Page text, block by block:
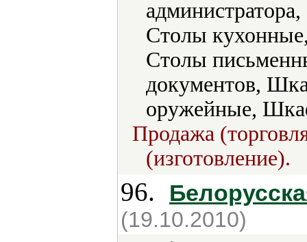
Столы
Столы
документов,
оружейные,
Продажа
(изготовление).
96.
(19.10.2010)